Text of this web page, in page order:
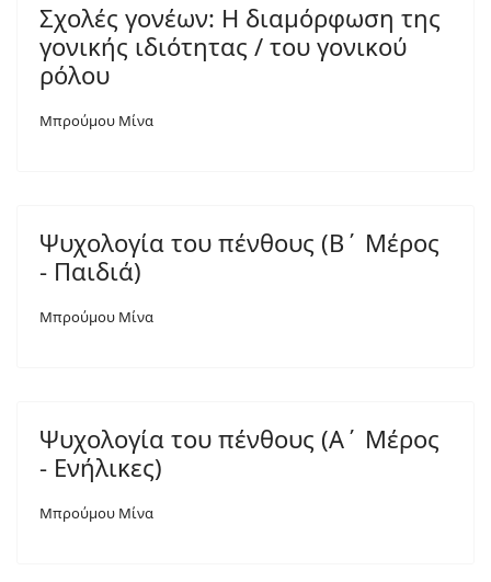
Σχολές γονέων: Η διαμόρφωση της
γονικής ιδιότητας / του γονικού
ρόλου
Μπρούμου Μίνα
Ψυχολογία του πένθους (Β΄ Μέρος
- Παιδιά)
Μπρούμου Μίνα
Ψυχολογία του πένθους (Α΄ Μέρος
- Ενήλικες)
Μπρούμου Μίνα